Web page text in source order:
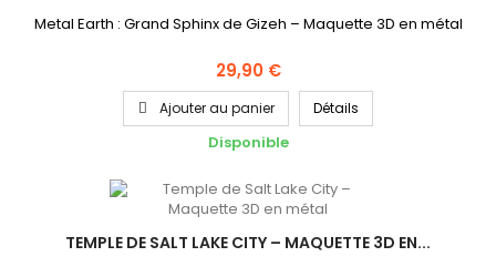
Metal Earth : Grand Sphinx de Gizeh – Maquette 3D en métal
29,90 €
Ajouter au panier Détails
Disponible
TEMPLE DE SALT LAKE CITY – MAQUETTE 3D EN...